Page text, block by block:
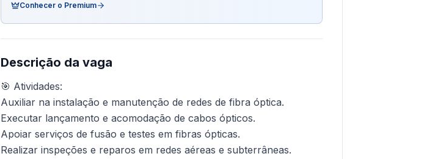
Conhecer o Premium
Descrição da vaga
🎯 Atividades:
Auxiliar na instalação e manutenção de redes de fibra óptica.
Executar lançamento e acomodação de cabos ópticos.
Apoiar serviços de fusão e testes em fibras ópticas.
Realizar inspeções e reparos em redes aéreas e subterrâneas.